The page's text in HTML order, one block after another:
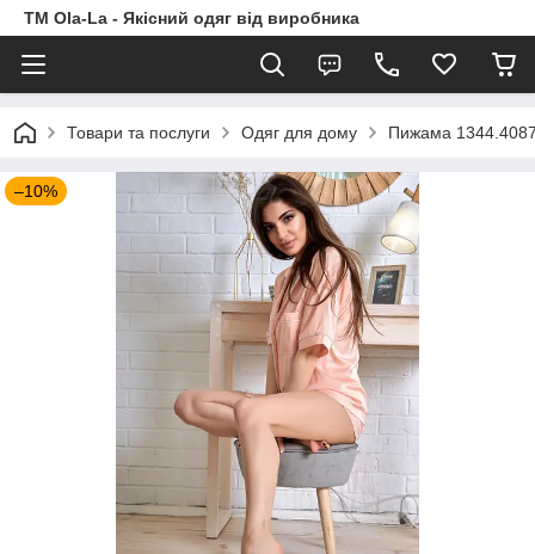
TM Ola-La - Якісний одяг від виробника
Товари та послуги Одяг для дому Пижама
–10%